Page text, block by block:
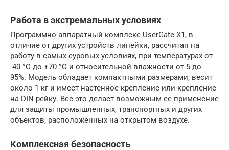
Работа в экстремальных условиях
Программно-аппаратный комплекс UserGate X1, в
отличие от других устройств линейки, рассчитан на
работу в самых суровых условиях, при температурах от
-40 °C до +70 °C и относительной влажности от 5 до
95%. Модель обладает компактными размерами, весит
около 1 кг и имеет настенное крепление или крепление
на DIN-рейку. Все это делает возможным ее применение
для защиты промышленных, транспортных и других
объектов, расположенных на открытом воздухе.
Комплексная безопасность